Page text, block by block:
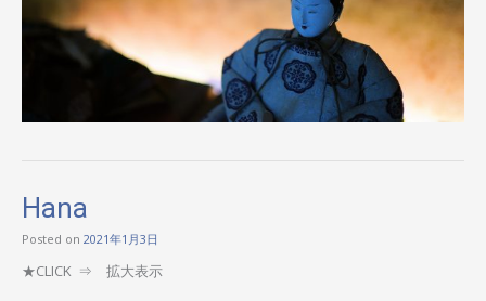
Hana
Posted on 2021年1月3日
★CLICK ⇒ 拡大表示